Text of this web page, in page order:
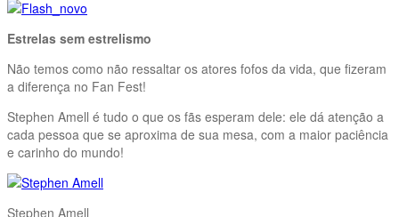
Estrelas sem estrelismo
Não temos como não ressaltar os atores fofos da vida, que fizeram
a diferença no Fan Fest!
Stephen Amell é tudo o que os fãs esperam dele: ele dá atenção a
cada pessoa que se aproxima de sua mesa, com a maior paciência
e carinho do mundo!
Stephen Amell